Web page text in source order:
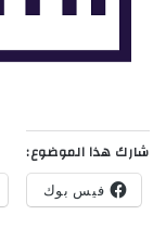
شارك هذا الموضوع:
فيس بوك